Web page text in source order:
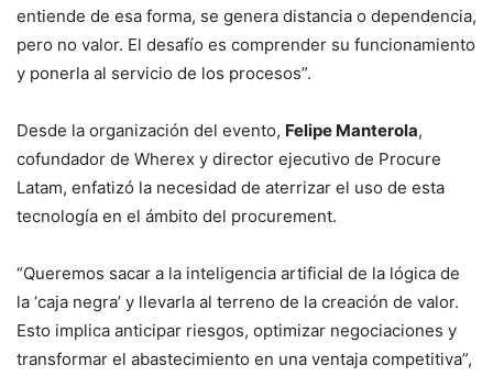
entiende de esa forma, se genera distancia o dependencia,
pero no valor. El desafío es comprender su funcionamiento
y ponerla al servicio de los procesos”.
Desde la organización del evento, Felipe Manterola,
cofundador de Wherex y director ejecutivo de Procure
Latam, enfatizó la necesidad de aterrizar el uso de esta
tecnología en el ámbito del procurement.
“Queremos sacar a la inteligencia artificial de la lógica de
la ‘caja negra’ y llevarla al terreno de la creación de valor.
Esto implica anticipar riesgos, optimizar negociaciones y
transformar el abastecimiento en una ventaja competitiva”,